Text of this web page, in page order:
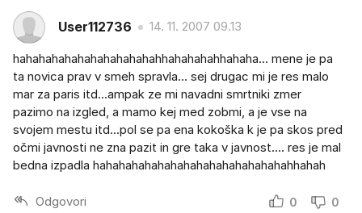
User112736 14. 11. 2007 09.13
hahahahahahahahahahahahhahahahahhahaha... mene je pa
ta novica prav v smeh spravla... sej drugac mi je res malo
mar za paris itd...ampak ze mi navadni smrtniki zmer
pazimo na izgled, a mamo kej med zobmi, a je vse na
svojem mestu itd...pol se pa ena kokoška k je pa skos pred
očmi javnosti ne zna pazit in gre taka v javnost.... res je mal
bedna izpadla hahahahahahahahahahahahahahahahhahah
Odgovori 0 0